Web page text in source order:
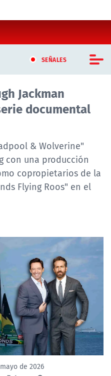
SEÑALES
Jackman
documental
& Wolverine"
con una producción
copropietarios de la
Flying Roos" en el
de 2026